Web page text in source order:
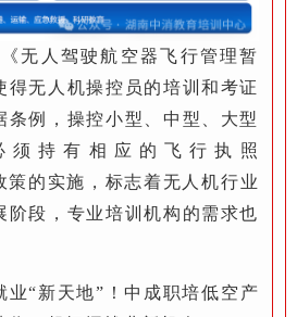
无人驾驶航空器飞行管理暂
得无人机操控员的培训和考证
条例，操控小型、中型、大型
须持有相应的飞行执照
策的实施，标志着无人机行业
阶段，专业培训机构的需求也
业“新天地”！中成职培低空产